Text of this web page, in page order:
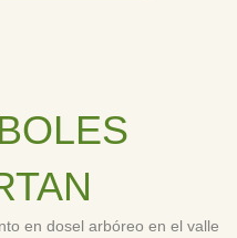
en dosel arbóreo en el valle